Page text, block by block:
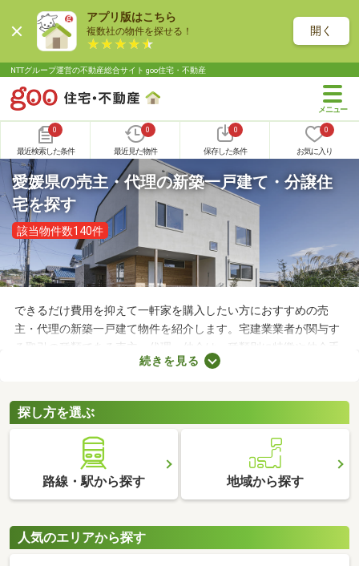
アプリ版はこちら
複数社の物件を探せる！ 開く
NTTグループ運営の不動産総合サイト goo住宅・不動産
0
最近検索した条件
0
最近見た物件
0
保存した条件
0
お気に入り
愛媛県の売主・代理の新築一戸建て・分譲住
宅を探す
該当物件数140件
できるだけ費用を抑えて一軒家を購入したい方におすすめの売
主・代理の新築一戸建て物件を紹介します。宅建業業者が関与す
る取引の種類である売主・代理・仲介は、種類別に特徴や仲介手
数料の有無が異なります。売主と代理で取引する際は仲介手数料
新築一戸建てを手に入れたい方は、ぜひチェックしてみてくださ
いね。
続きを見る
探し方を選ぶ
路線・駅から探す 地域から探す
人気のエリアから探す